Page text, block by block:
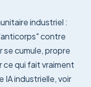
industriel :
contre
se cumule, propre
ce qui fait vraiment
IA industrielle, voir